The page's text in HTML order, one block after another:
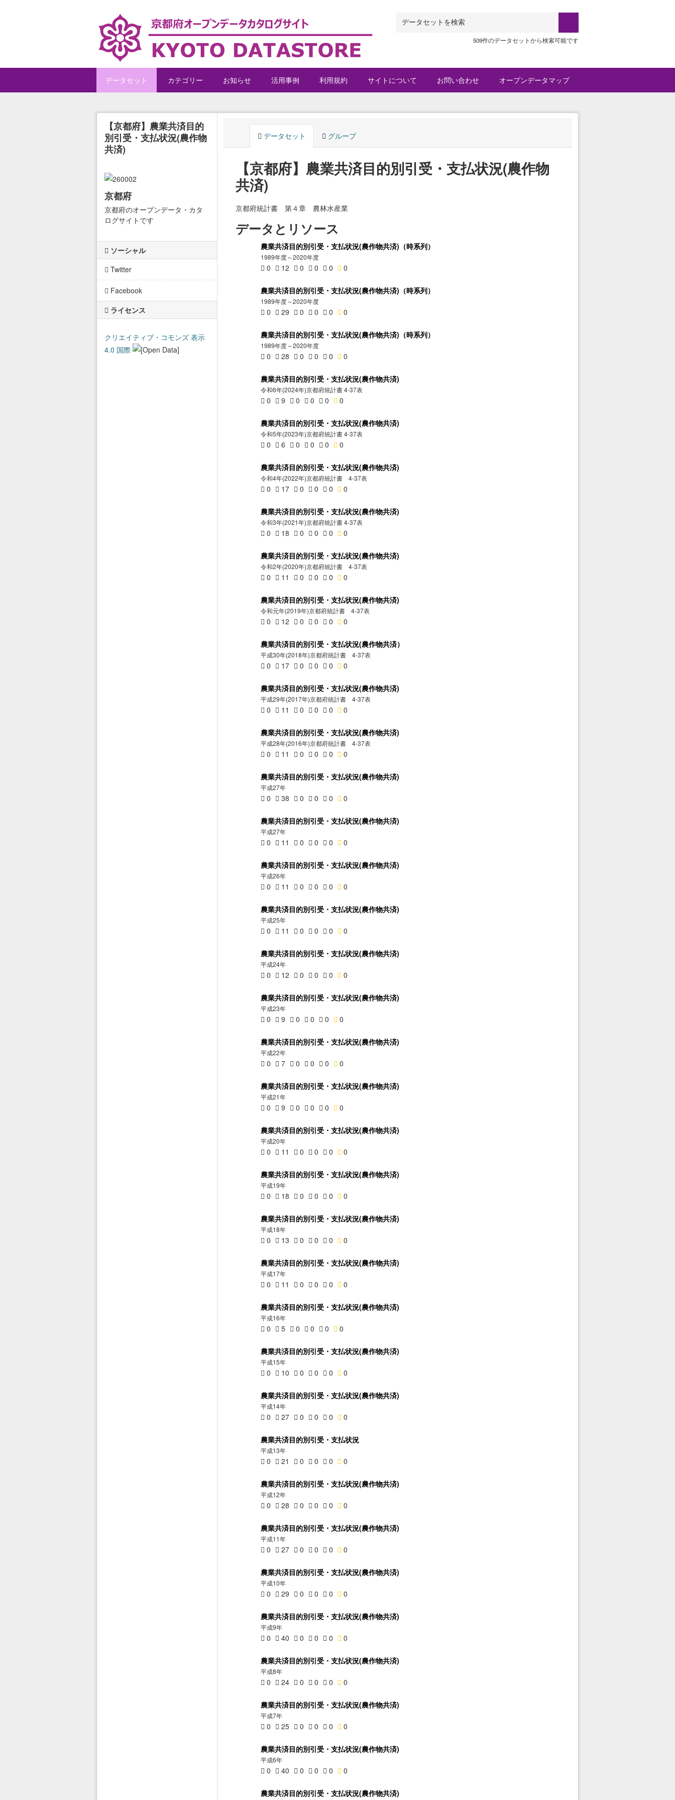
509件のデータセットから検索可能です
データセット カテゴリー お知らせ 活用事例 利用規約 サイトについて お問い合わせ オープンデータマップ
【京都府】農業共済目的
別引受・支払状況(農作物
共済)
京都府
京都府のオープンデータ・カタ
ログサイトです
ソーシャル
Twitter
Facebook
ライセンス
クリエイティブ・コモンズ 表示
4.0 国際
データセット グループ
【京都府】農業共済目的別引受・支払状況(農作物
共済)
京都府統計書 第４章 農林水産業
データとリソース
農業共済目的別引受・支払状況(農作物共済)（時系列）
1989年度～2020年度
0 12 0 0 0 0
農業共済目的別引受・支払状況(農作物共済)（時系列）
1989年度～2020年度
0 29 0 0 0 0
農業共済目的別引受・支払状況(農作物共済)（時系列）
1989年度～2020年度
0 28 0 0 0 0
農業共済目的別引受・支払状況(農作物共済)
令和6年(2024年)京都府統計書 4-37表
0 9 0 0 0 0
農業共済目的別引受・支払状況(農作物共済)
令和5年(2023年)京都府統計書 4-37表
0 6 0 0 0 0
農業共済目的別引受・支払状況(農作物共済)
令和4年(2022年)京都府統計書 4-37表
0 17 0 0 0 0
農業共済目的別引受・支払状況(農作物共済)
令和3年(2021年)京都府統計書 4-37表
0 18 0 0 0 0
農業共済目的別引受・支払状況(農作物共済)
令和2年(2020年)京都府統計書 4-37表
0 11 0 0 0 0
農業共済目的別引受・支払状況(農作物共済)
令和元年(2019年)京都府統計書 4-37表
0 12 0 0 0 0
農業共済目的別引受・支払状況(農作物共済）
平成30年(2018年)京都府統計書 4-37表
0 17 0 0 0 0
農業共済目的別引受・支払状況(農作物共済)
平成29年(2017年)京都府統計書 4-37表
0 11 0 0 0 0
農業共済目的別引受・支払状況(農作物共済)
平成28年(2016年)京都府統計書 4-37表
0 11 0 0 0 0
農業共済目的別引受・支払状況(農作物共済)
平成27年
0 38 0 0 0 0
農業共済目的別引受・支払状況(農作物共済)
平成27年
0 11 0 0 0 0
農業共済目的別引受・支払状況(農作物共済)
平成26年
0 11 0 0 0 0
農業共済目的別引受・支払状況(農作物共済)
平成25年
0 11 0 0 0 0
農業共済目的別引受・支払状況(農作物共済)
平成24年
0 12 0 0 0 0
農業共済目的別引受・支払状況(農作物共済)
平成23年
0 9 0 0 0 0
農業共済目的別引受・支払状況(農作物共済)
平成22年
0 7 0 0 0 0
農業共済目的別引受・支払状況(農作物共済)
平成21年
0 9 0 0 0 0
農業共済目的別引受・支払状況(農作物共済)
平成20年
0 11 0 0 0 0
農業共済目的別引受・支払状況(農作物共済)
平成19年
0 18 0 0 0 0
農業共済目的別引受・支払状況(農作物共済)
平成18年
0 13 0 0 0 0
農業共済目的別引受・支払状況(農作物共済)
平成17年
0 11 0 0 0 0
農業共済目的別引受・支払状況(農作物共済)
平成16年
0 5 0 0 0 0
農業共済目的別引受・支払状況(農作物共済)
平成15年
0 10 0 0 0 0
農業共済目的別引受・支払状況(農作物共済)
平成14年
0 27 0 0 0 0
農業共済目的別引受・支払状況
平成13年
0 21 0 0 0 0
農業共済目的別引受・支払状況(農作物共済)
平成12年
0 28 0 0 0 0
農業共済目的別引受・支払状況(農作物共済)
平成11年
0 27 0 0 0 0
農業共済目的別引受・支払状況(農作物共済)
平成10年
0 29 0 0 0 0
農業共済目的別引受・支払状況(農作物共済)
平成9年
0 40 0 0 0 0
農業共済目的別引受・支払状況(農作物共済)
平成8年
0 24 0 0 0 0
農業共済目的別引受・支払状況(農作物共済)
平成7年
0 25 0 0 0 0
農業共済目的別引受・支払状況(農作物共済)
平成6年
0 40 0 0 0 0
農業共済目的別引受・支払状況(農作物共済)